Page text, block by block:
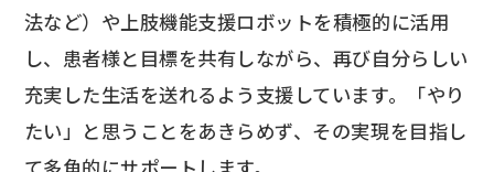
法など）や上肢機能支援ロボットを積極的に活用
し、患者様と目標を共有しながら、再び自分らしい
充実した生活を送れるよう支援しています。「やり
たい」と思うことをあきらめず、その実現を目指し